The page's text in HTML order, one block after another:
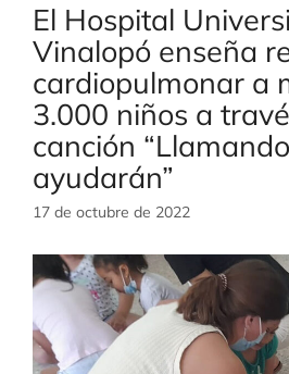
El Hospital
Vinalopó enseña
cardiopulmonar a
3.000 niños a
canción
ayudarán”
17 de octubre de 2022